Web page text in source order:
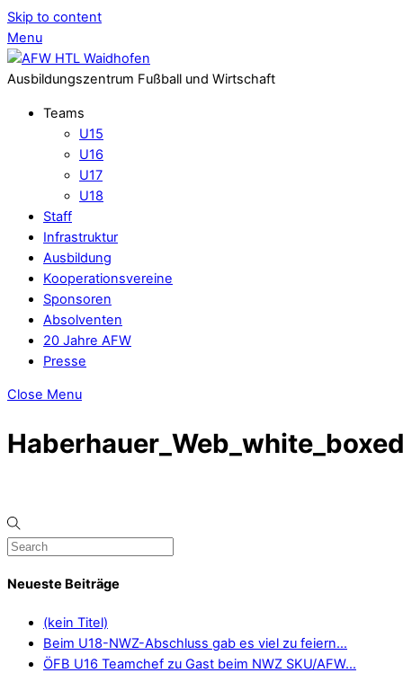
Skip to content
Menu
Ausbildungszentrum Fußball und Wirtschaft
Teams
U15
U16
U17
U18
Staff
Infrastruktur
Ausbildung
Kooperationsvereine
Sponsoren
Absolventen
20 Jahre AFW
Presse
Close Menu
Neueste Beiträge
(kein Titel)
Beim U18-NWZ-Abschluss gab es viel zu feiern…
ÖFB U16 Teamchef zu Gast beim NWZ SKU/AFW…